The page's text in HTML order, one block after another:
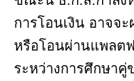
การโอนเงิน อาจจ
หรือโอนผ่านแพลต
ระหว่างการศึกษา